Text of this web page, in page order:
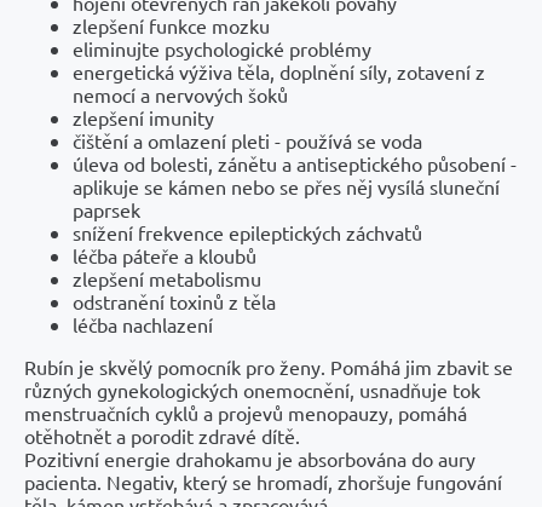
zlepšení funkce mozku
eliminujte psychologické problémy
energetická výživa těla, doplnění síly, zotavení z
nemocí a nervových šoků
zlepšení imunity
čištění a omlazení pleti - používá se voda
úleva od bolesti, zánětu a antiseptického působení -
aplikuje se kámen nebo se přes něj vysílá sluneční
paprsek
snížení frekvence epileptických záchvatů
léčba páteře a kloubů
zlepšení metabolismu
odstranění toxinů z těla
léčba nachlazení
Rubín je skvělý pomocník pro ženy. Pomáhá jim zbavit se
různých gynekologických onemocnění, usnadňuje tok
menstruačních cyklů a projevů menopauzy, pomáhá
otěhotnět a porodit zdravé dítě.
Pozitivní energie drahokamu je absorbována do aury
pacienta. Negativ, který se hromadí, zhoršuje fungování